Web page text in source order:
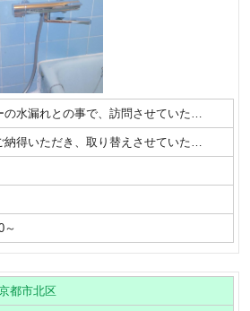
の水漏れとの事で、訪問させていた…
納得いただき、取り替えさせていた…
～
都市北区